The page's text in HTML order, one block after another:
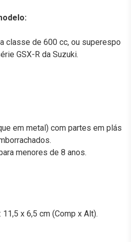
classe de 600 cc, ou superespo
GSX-R da Suzuki.
em metal) com partes em plás
menores de 8 anos.
x 6,5 cm (Comp x Alt).